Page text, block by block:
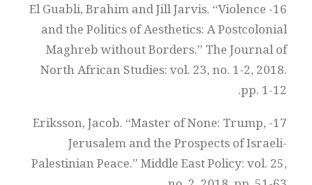
16- El Guabli, Brahim and Jill Jarvis. “Violence
and the Politics of Aesthetics: A Postcolonial
Maghreb without Borders.” The Journal of
North African Studies: vol. 23, no. 1-2, 2018.
pp. 1-12.
17- Eriksson, Jacob. “Master of None: Trump,
Jerusalem and the Prospects of Israeli-
Palestinian Peace.” Middle East Policy: vol. 25,